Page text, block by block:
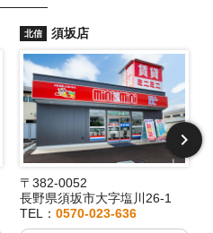
北信 須坂店
〒382-0052
長野県須坂市大字塩川26-1
TEL：0570-023-636